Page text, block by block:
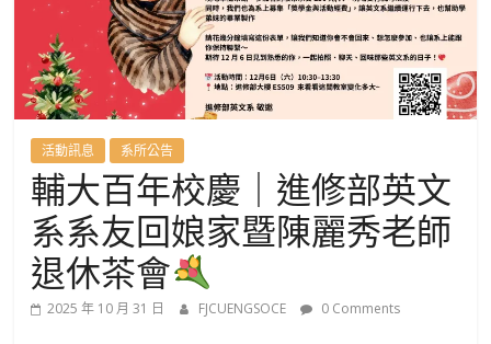
國
語
文
學
系
活動訊息 系所公告
輔大百年校慶｜進修部英文
系系友回娘家暨陳麗秀老師
退休茶會
2025 年 10 月 31 日 FJCUENGSOCE 0 Comments